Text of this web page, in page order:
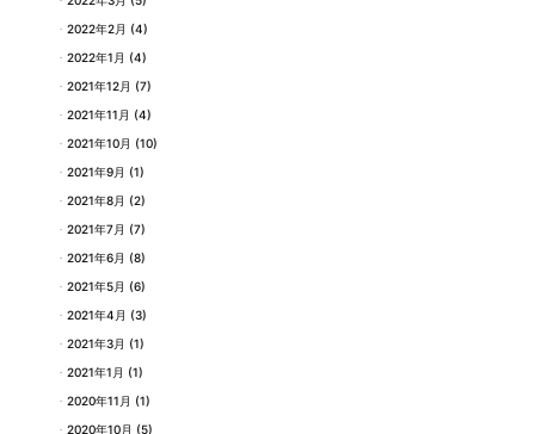
2022年2月 (4)
2022年1月 (4)
2021年12月 (7)
2021年11月 (4)
2021年10月 (10)
2021年9月 (1)
2021年8月 (2)
2021年7月 (7)
2021年6月 (8)
2021年5月 (6)
2021年4月 (3)
2021年3月 (1)
2021年1月 (1)
2020年11月 (1)
2020年10月 (5)